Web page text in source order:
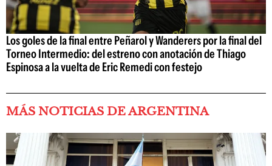
Los goles de la final entre Peñarol y Wanderers por la final del
Torneo Intermedio: del estreno con anotación de Thiago
Espinosa a la vuelta de Eric Remedi con festejo
MÁS NOTICIAS DE ARGENTINA